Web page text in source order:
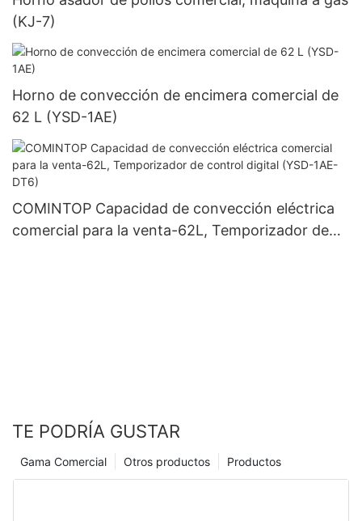
(KJ-7)
Horno de convección de encimera comercial de
62 L (YSD-1AE)
COMINTOP Capacidad de convección eléctrica
comercial para la venta-62L, Temporizador de
TE PODRÍA GUSTAR
Productos
Otros productos
Gama Comercial